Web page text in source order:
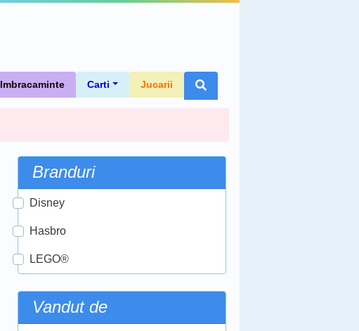
Imbracaminte Carti Jucarii
Branduri
Disney
Hasbro
LEGO®
Vandut de